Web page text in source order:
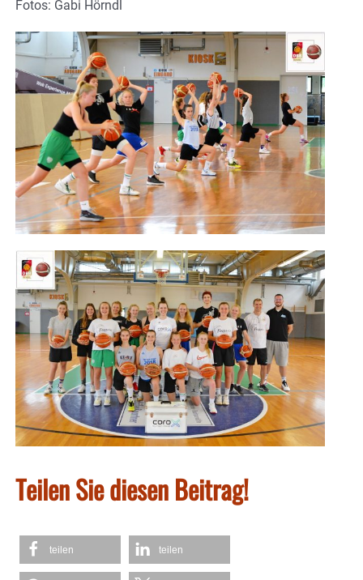
Fotos: Gabi Hörndl
Teilen Sie diesen Beitrag!
teilen teilen